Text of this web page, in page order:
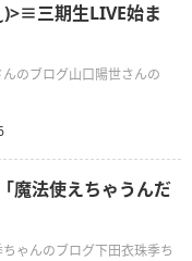
三期生LIVE始ま
のブログ山口陽世さんの
魔法使えちゃうんだ
ゃんのブログ下田衣珠季ち